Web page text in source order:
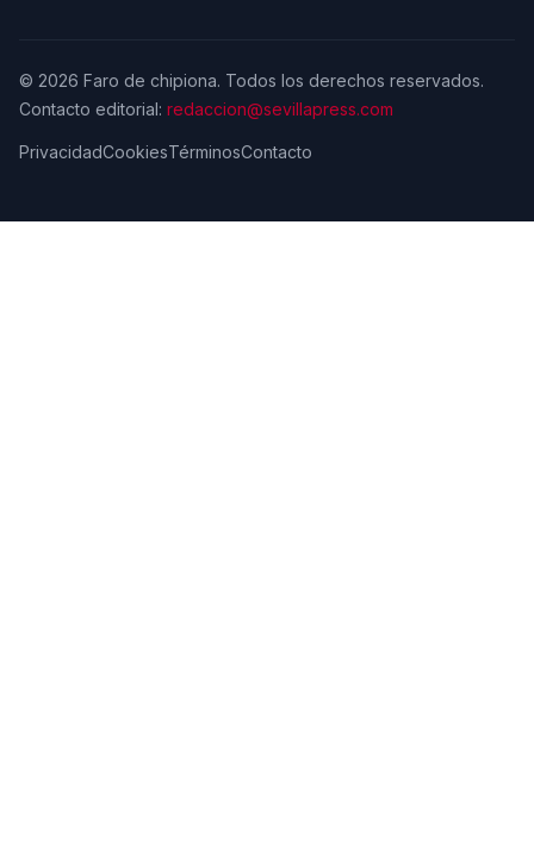
© 2026 Faro de chipiona. Todos los derechos reservados.
Contacto editorial: redaccion@sevillapress.com
PrivacidadCookiesTérminosContacto